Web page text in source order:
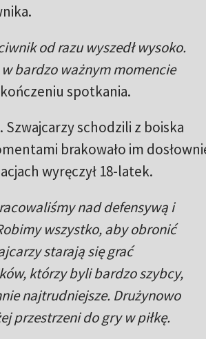
od razu wyszedł wysoko.
bardzo ważnym momencie
spotkania.
schodzili z boiska
brakowało im
wyręczył 18-latek.
nad defensywą i
wszystko, aby obronić
starają się grać
którzy byli bardzo szybcy,
najtrudniejsze. Drużynowo
przestrzeni do gry w piłkę.